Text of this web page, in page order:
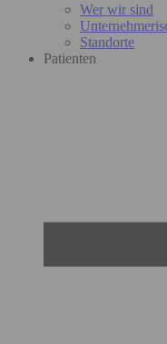
Wer wir sind
Standorte
Patienten